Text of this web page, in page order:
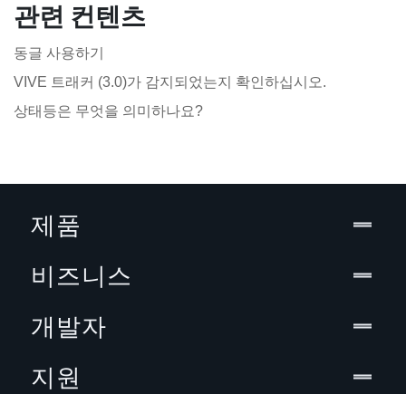
관련 컨텐츠
동글 사용하기
VIVE 트래커 (3.0)가 감지되었는지 확인하십시오.
상태등은 무엇을 의미하나요?
제품
비즈니스
개발자
지원